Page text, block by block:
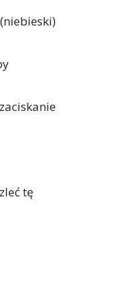
tę